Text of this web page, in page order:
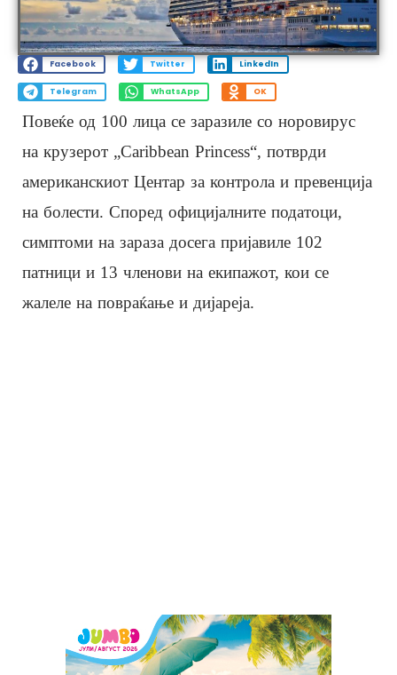
Facebook Twitter LinkedIn
Telegram WhatsApp OK
Повеќе од 100 лица се заразиле со норовирус
на крузерот „Caribbean Princess“, потврди
американскиот Центар за контрола и превенција
на болести. Според официјалните податоци,
симптоми на зараза досега пријавиле 102
патници и 13 членови на екипажот, кои се
жалеле на повраќање и дијареја.